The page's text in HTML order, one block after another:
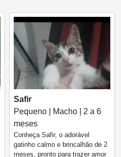
Safir
Pequeno | Macho | 2 a 6
meses
Conheça Safir, o adorável
gatinho calmo e brincalhão de 2
meses, pronto para trazer amor